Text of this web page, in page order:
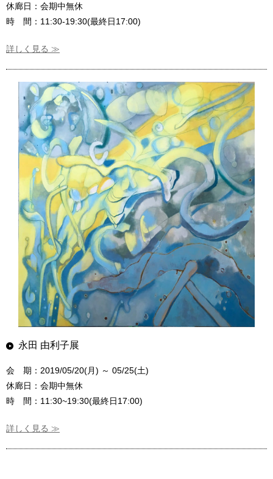
休廊日：会期中無休
時 間：11:30-19:30(最終日17:00)
詳しく見る ≫
永田 由利子展
会 期：2019/05/20(月) ～ 05/25(土)
休廊日：会期中無休
時 間：11:30~19:30(最終日17:00)
詳しく見る ≫